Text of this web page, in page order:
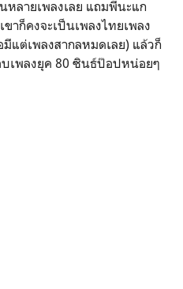
หลายเพลงเลย แถมพี่นะแก
าก็คงจะเป็นเพลงไทยเพลง
แต่เพลงสากลหมดเลย) แล้วก็
เพลงยุค 80 ซินธ์ป๊อปหน่อยๆ